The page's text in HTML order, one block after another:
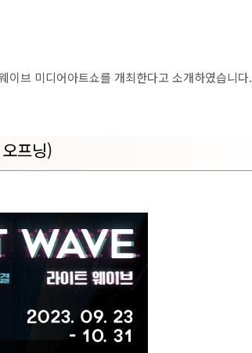
이브 미디어아트쇼를 개최한다고 소개하였습니다.
프닝)